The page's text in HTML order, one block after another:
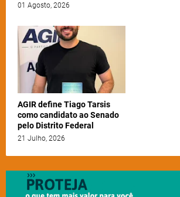
01 Agosto, 2026
AGIR define Tiago Tarsis
como candidato ao Senado
pelo Distrito Federal
21 Julho, 2026